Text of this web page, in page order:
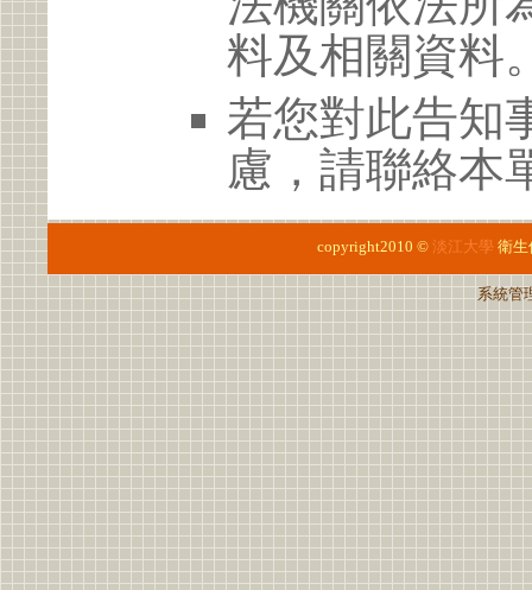
料及相關資料
若您對此告知
慮，請聯絡本
copyright2010 © 淡江大學 衛生
系統管